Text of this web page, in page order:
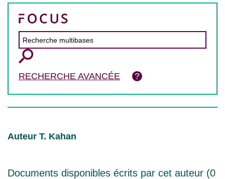
RECHERCHE AVANCÉE
Auteur T. Kahan
Documents disponibles écrits par cet auteur (0